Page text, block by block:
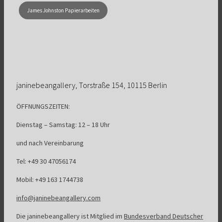
James Johnston Papierarbeiten
janinebeangallery, Torstraße 154, 10115 Berlin
ÖFFNUNGSZEITEN:
Dienstag – Samstag: 12 – 18 Uhr
und nach Vereinbarung
Tel: +49 30 47056174
Mobil: +49 163 1744738
info@janinebeangallery.com
Die janinebeangallery ist Mitglied im Bundesverband Deutscher